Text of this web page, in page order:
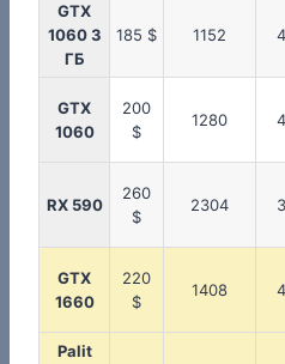
GTX
1060 3
ГБ
185 $ 1152
GTX
1060
200
$
1280
RX 590
260
$
2304
GTX
1660
220
$
1408
Palit